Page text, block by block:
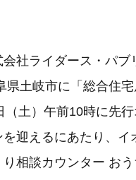
社ライダース・パブ
土岐市に「総合住
土）午前10時に先
迎えるにあたり、イ
相談カウンター お